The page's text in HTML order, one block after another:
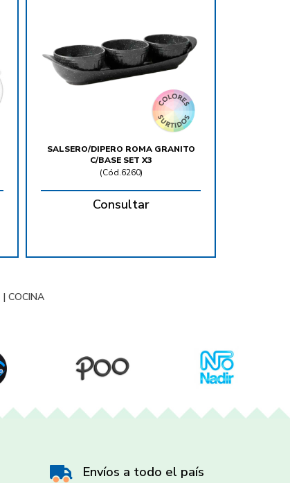
SALSERO/DIPERO ROMA GRANITO
C/BASE SET X3
(Cód.6260)
Consultar
| COCINA
Envíos a todo el país